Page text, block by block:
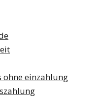
ohne einzahlung